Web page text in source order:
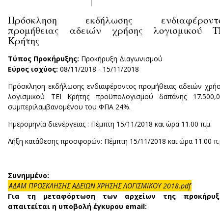
Πρόσκληση εκδήλωσης
προμήθειας αδειών χρήσης λογισμικού
Κρήτης
Τύπος Προκήρυξης: Προκήρυξη Διαγωνισμού
Εύρος ισχύος: 08/11/2018 - 15/11/2018
Πρόσκληση εκδήλωσης ενδιαφέροντος προμήθειας αδειών
λογισμικού ΤΕΙ Κρήτης προϋπολογισμού δαπάνης
συμπεριλαμβανομένου του ΦΠΑ 24%.
Ημερομηνία διενέργειας : Πέμπτη 15/11/2018 και ώρα 11.00 π.μ.
Λήξη κατάθεσης προσφορών: Πέμπτη 15/11/2018 και ώρα 11.00
Συνημμένο:
ΑΔΑΜ ΠΡΟΣΚΛΗΣΗΣ ΑΔΕΙΩΝ ΧΡΗΣΗΣ ΛΟΓΙΣΜΙΚΟΥ 2018.pdf
Για τη μεταφόρτωση των αρχείων της
απαιτείται η υποβολή έγκυρου email: